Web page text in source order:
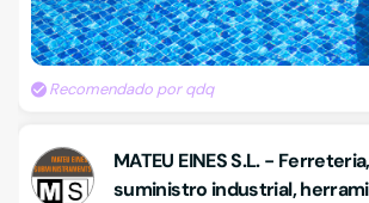
Recomendado por qdq
MATEU EINES S.L. -
suministro industrial,